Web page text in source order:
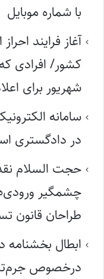
با شماره موبایل
آغاز فرایند
کشور/ افرادی
شهریور برای
سامانه
در دادگستری
حجت السلام
چشمگیر
طراحان
ابطال بخشنامه
درخصوص